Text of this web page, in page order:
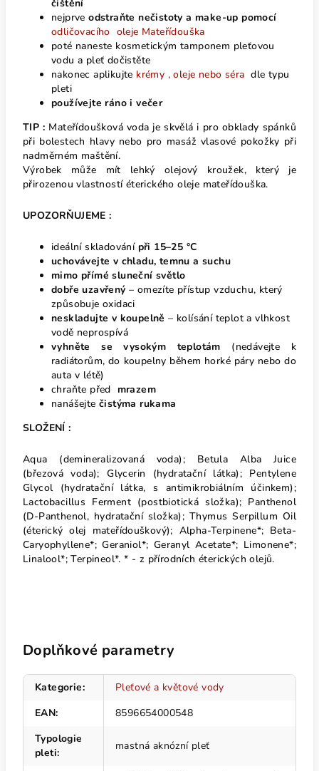
čištění
nejprveodstraňte nečistoty a make-up pomocí
odličovacího oleje Mateřídouška
poté naneste kosmetickým tamponem pleťovou
vodu a pleť dočistěte
nakonec aplikujte krémy , oleje nebo séra dle typu
pleti
používejte ráno i večer
TIP : Mateřídoušková voda je skvělá i pro obklady spánků
při bolestech hlavy nebo pro masáž vlasové pokožky při
nadměrném maštění.
Výrobek může mít lehký olejový kroužek, který je
přirozenou vlastností éterického oleje mateřídouška.
UPOZORŇUJEME :
ideální skladování při 15–25 °C
uchovávejte v chladu, temnu a suchu
mimo přímé sluneční světlo
dobře uzavřený – omezíte přístup vzduchu, který
způsobuje oxidaci
neskladujte v koupelně – kolísání teplot a vlhkost
vodě neprospívá
vyhněte se vysokým teplotám (nedávejte k
radiátorům, do koupelny během horké páry nebo do
auta v létě)
chraňte před mrazem
nanášejte čistýma rukama
SLOŽENÍ :
Aqua (demineralizovaná voda); Betula Alba Juice
(březová voda); Glycerin (hydratační látka); Pentylene
Glycol (hydratační látka, s antimikrobiálním účinkem);
Lactobacillus Ferment (postbiotická složka); Panthenol
(D-Panthenol, hydratační složka); Thymus Serpillum Oil
(éterický olej mateřídouškový); Alpha-Terpinene*; Beta-
Caryophyllene*; Geraniol*; Geranyl Acetate*; Limonene*;
Linalool*; Terpineol*. * - z přírodních éterických olejů.
Doplňkové parametry
Kategorie:
Pleťové a květové vody
EAN:
8596654000548
Typologie
pleti:
mastná aknózní pleť